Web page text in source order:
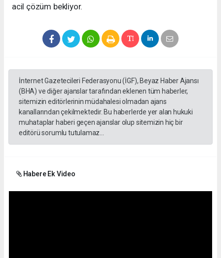
acil çözüm bekliyor.
İnternet Gazetecileri Federasyonu (İGF), Beyaz Haber Ajansı
(BHA) ve diğer ajanslar tarafından eklenen tüm haberler,
sitemizin editörlerinin müdahalesi olmadan ajans
kanallarından çekilmektedir. Bu haberlerde yer alan hukuki
muhataplar haberi geçen ajanslar olup sitemizin hiç bir
editörü sorumlu tutulamaz...
Habere Ek Video